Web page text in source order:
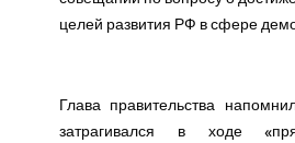
целей развития РФ в сфере
Глава правительства
затрагивался в ходе